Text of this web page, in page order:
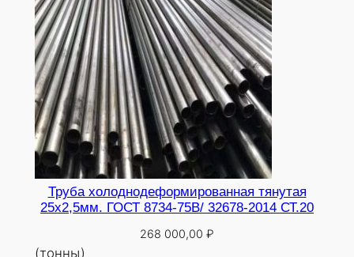
Труба холоднодеформированная тянутая
25х2,5мм. ГОСТ 8734-75В/ 32678-2014 СТ.20
268 000,00 ₽
(тонны)